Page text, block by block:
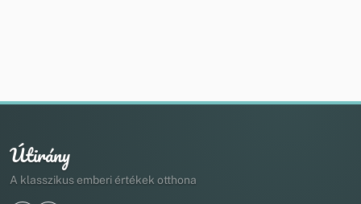
Útirány
A klasszikus emberi értékek otthona